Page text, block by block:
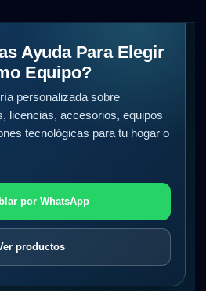
Ayuda Para Elegir
Equipo?
personalizada sobre
licencias, accesorios, equipos
tecnológicas para tu hogar o
por WhatsApp
productos